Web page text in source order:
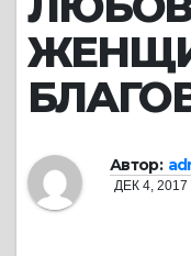
Автор:
ДЕК 4, 2017